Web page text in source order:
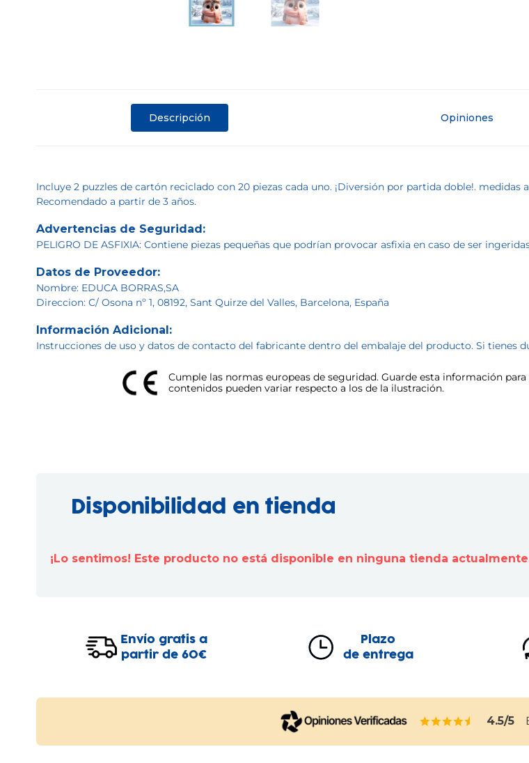
Descripción Opiniones
Incluye 2 puzzles de cartón reciclado con 20 piezas cada uno. ¡Diversión por partida doble!. medidas
Recomendado a partir de 3 años.
Advertencias de Seguridad:
PELIGRO DE ASFIXIA: Contiene piezas pequeñas que podrían provocar asfixia en caso de ser
Datos de Proveedor:
Nombre: EDUCA BORRAS,SA
Direccion: C/ Osona nº 1, 08192, Sant Quirze del Valles, Barcelona, España
Información Adicional:
Instrucciones de uso y datos de contacto del fabricante dentro del embalaje del producto. Si tienes
Cumple las normas europeas de seguridad. Guarde esta información
contenidos pueden variar respecto a los de la ilustración.
Disponibilidad en tienda
¡Lo sentimos! Este producto no está disponible en ninguna tienda
Envío gratis a
partir de 60€
Plazo
de entrega
4.5/5